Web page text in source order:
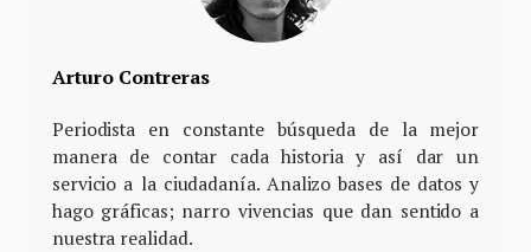
Arturo Contreras
Periodista en constante búsqueda de la mejor
manera de contar cada historia y así dar un
servicio a la ciudadanía. Analizo bases de datos y
hago gráficas; narro vivencias que dan sentido a
nuestra realidad.